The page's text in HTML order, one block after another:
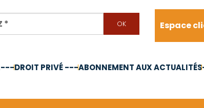
Espace
DROIT PRIVÉ ---ABONNEMENT AUX ACTUALITÉS